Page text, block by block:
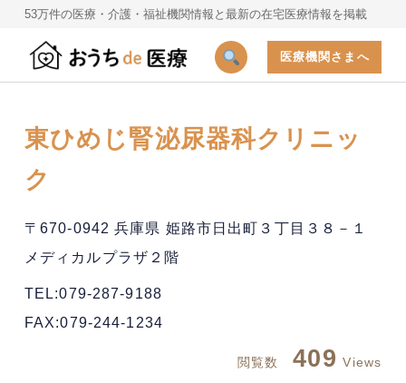
53万件の医療・介護・福祉機関情報と最新の在宅医療情報を掲載
医療機関さまへ
東ひめじ腎泌尿器科クリニッ
ク
〒670-0942 兵庫県 姫路市日出町３丁目３８－１
メディカルプラザ２階
TEL:079-287-9188
FAX:079-244-1234
閲覧数 409 Views